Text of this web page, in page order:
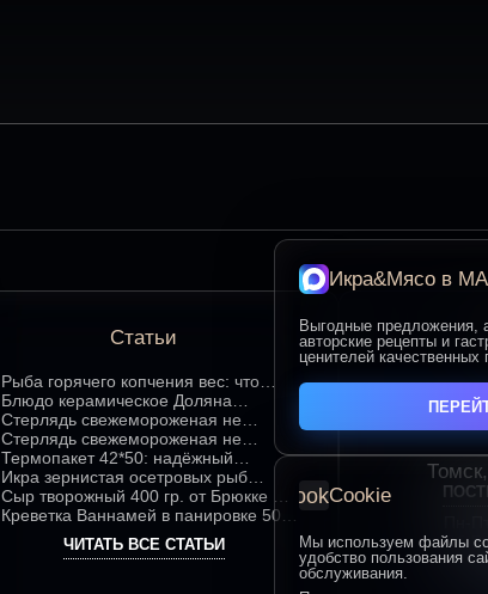
Статьи
Рыба горячего копчения вес: что
делает этот продукт любимым среди
ценителей
Блюдо керамическое Доляна
«Дедушка Мороз»: изюминка
праздничного стола в ярком красном
цвете
Стерлядь свежемороженая не
потрошеная: лучшие
гастрономические сочетания для
насыщенного вкуса
Стерлядь свежемороженая не
потрошеная: особенности выбора и
использования в кулинарии
Термопакет 42*50: надёжный
помощник в сохранении свежести и
удобстве хранения
Икра зернистая осетровых рыб
Exclusive 50 гр.: секреты идеальных
сочетаний для гурманов
Сыр творожный 400 гр. от Брюкке —
нежный сыр с большим
гастрономическим потенциалом
Креветка Ваннамей в панировке 500
гр: гид по выбору и вкусному
приготовлению
ЧИТАТЬ ВСЕ СТАТЬИ
Сб-
+7
Икра&Мясо в
Выгодные предложения,
авторские рецепты и
ценителей качественных
cookieCookie
Мы используем файлы
удобство пользования
обслуживания.